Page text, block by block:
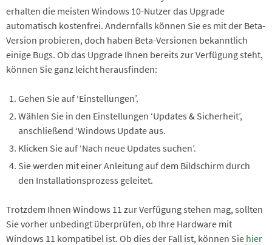
erhalten die meisten Windows 10-Nutzer das Upgrade
automatisch kostenfrei. Andernfalls können Sie es mit der Beta-
Version probieren, doch haben Beta-Versionen bekanntlich
einige Bugs. Ob das Upgrade Ihnen bereits zur Verfügung steht,
können Sie ganz leicht herausfinden:
Gehen Sie auf ‘Einstellungen’.
Wählen Sie in den Einstellungen ‘Updates & Sicherheit’,
anschließend ‘Windows Update aus.
Klicken Sie auf ‘Nach neue Updates suchen’.
Sie werden mit einer Anleitung auf dem Bildschirm durch
den Installationsprozess geleitet.
Trotzdem Ihnen Windows 11 zur Verfügung stehen mag, sollten
Sie vorher unbedingt überprüfen, ob Ihre Hardware mit
Windows 11 kompatibel ist. Ob dies der Fall ist, können Sie hier